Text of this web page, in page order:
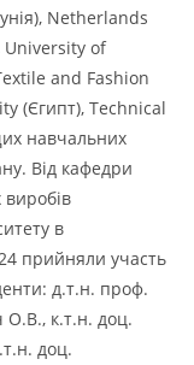
Netherlands
University of
and Fashion
(Єгипт), Technical
навчальних
Від кафедри
в
прийняли участь
д.т.н. проф.
О.В., к.т.н. доц.
доц.